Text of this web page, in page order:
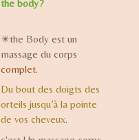
the body?
✴️the Body est un
massage du corps
complet.
Du bout des doigts des
orteils jusqu’à la pointe
de vos cheveux.